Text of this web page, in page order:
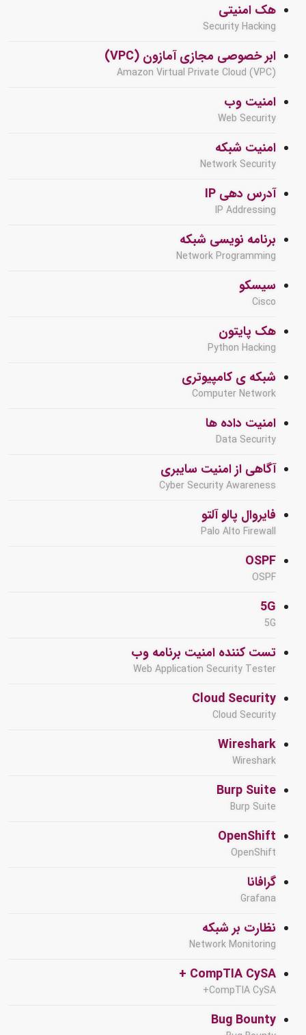
هک امنیتی
Security Hacking
ابر خصوصی مجازی آمازون (VPC)
Amazon Virtual Private Cloud (VPC)
امنیت وب
Web Security
امنیت شبکه
Network Security
آدرس دهی IP
IP Addressing
برنامه نویسی شبکه
Network Programming
سیسکو
Cisco
هک پایتون
Python Hacking
شبکه ی کامپیوتری
Computer Network
امنیت داده ها
Data Security
آگاهی از امنیت سایبری
Cyber Security Awareness
فایروال پالو آلتو
Palo Alto Firewall
OSPF
OSPF
5G
5G
تست کننده امنیت برنامه وب
Web Application Security Tester
Cloud Security
Cloud Security
Wireshark
Wireshark
Burp Suite
Burp Suite
OpenShift
OpenShift
گرافانا
Grafana
نظارت بر شبکه
Network Monitoring
CompTIA CySA +
CompTIA CySA+
Bug Bounty